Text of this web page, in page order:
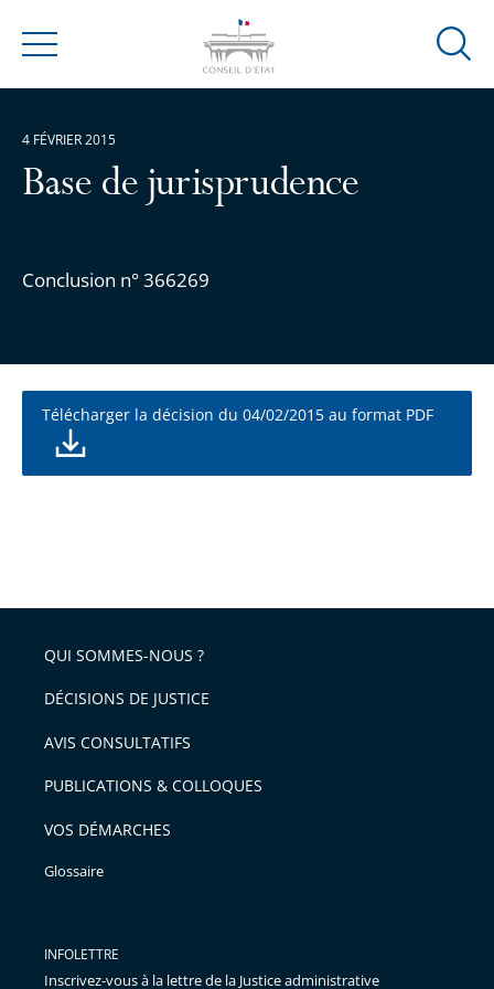
Menu
Ouvrir
Base de jurisprudence
Conclusion n° 366269
4 FÉVRIER 2015
Télécharger la décision du 04/02/2015 au format PDF
QUI SOMMES-NOUS ?
DÉCISIONS DE JUSTICE
AVIS CONSULTATIFS
PUBLICATIONS & COLLOQUES
VOS DÉMARCHES
Glossaire
INFOLETTRE
Inscrivez-vous à la lettre de la Justice administrative